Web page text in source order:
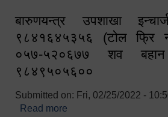
बारुणयन्त्र उपशाखा
९८४१६४५३५६ (टोल फ्रि
०५७-५२०६७७ शव
९८४९५०५६००
Submitted on: Fri, 02/25/2022 -
Read more